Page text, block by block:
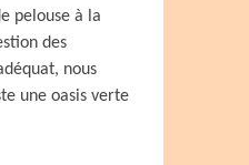
pelouse à la
des
nous
une oasis verte